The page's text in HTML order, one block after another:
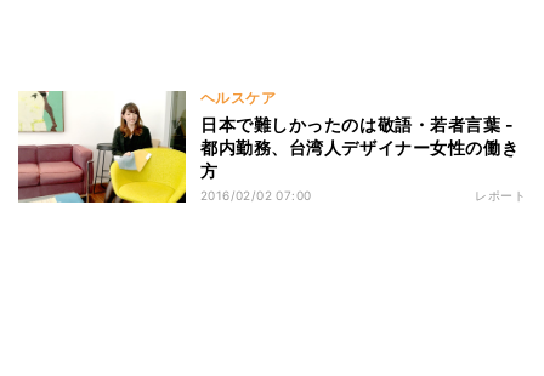
ヘルスケア
日本で難しかったのは敬語・若者言葉 -
都内勤務、台湾人デザイナー女性の働き
方
2016/02/02 07:00 レポート